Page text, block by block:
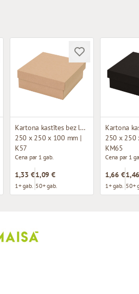
Kartona kastītes bez loga (mikrogofras)
250 x 250 x 100 mm |
K57
Cena par 1 gab.
1,33 €
1+ gab.
1,09 €
50+ gab.
250 x 250
KM65
Cena par 1
1,66 €
1+ gab. 50+